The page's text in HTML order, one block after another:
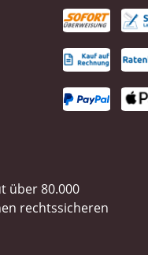
über 80.000
rechtssicheren